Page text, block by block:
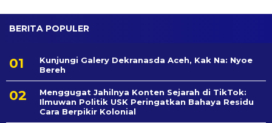
BERITA POPULER
Kunjungi Galery Dekranasda Aceh, Kak Na: Nyoe
Bereh
Menggugat Jahilnya Konten Sejarah di TikTok:
Ilmuwan Politik USK Peringatkan Bahaya Residu
Cara Berpikir Kolonial